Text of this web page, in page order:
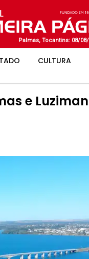
Palmas, Tocantins: 08/
CULTURA
e